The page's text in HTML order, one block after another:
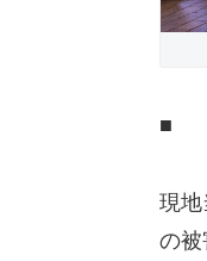
■
現地
の被